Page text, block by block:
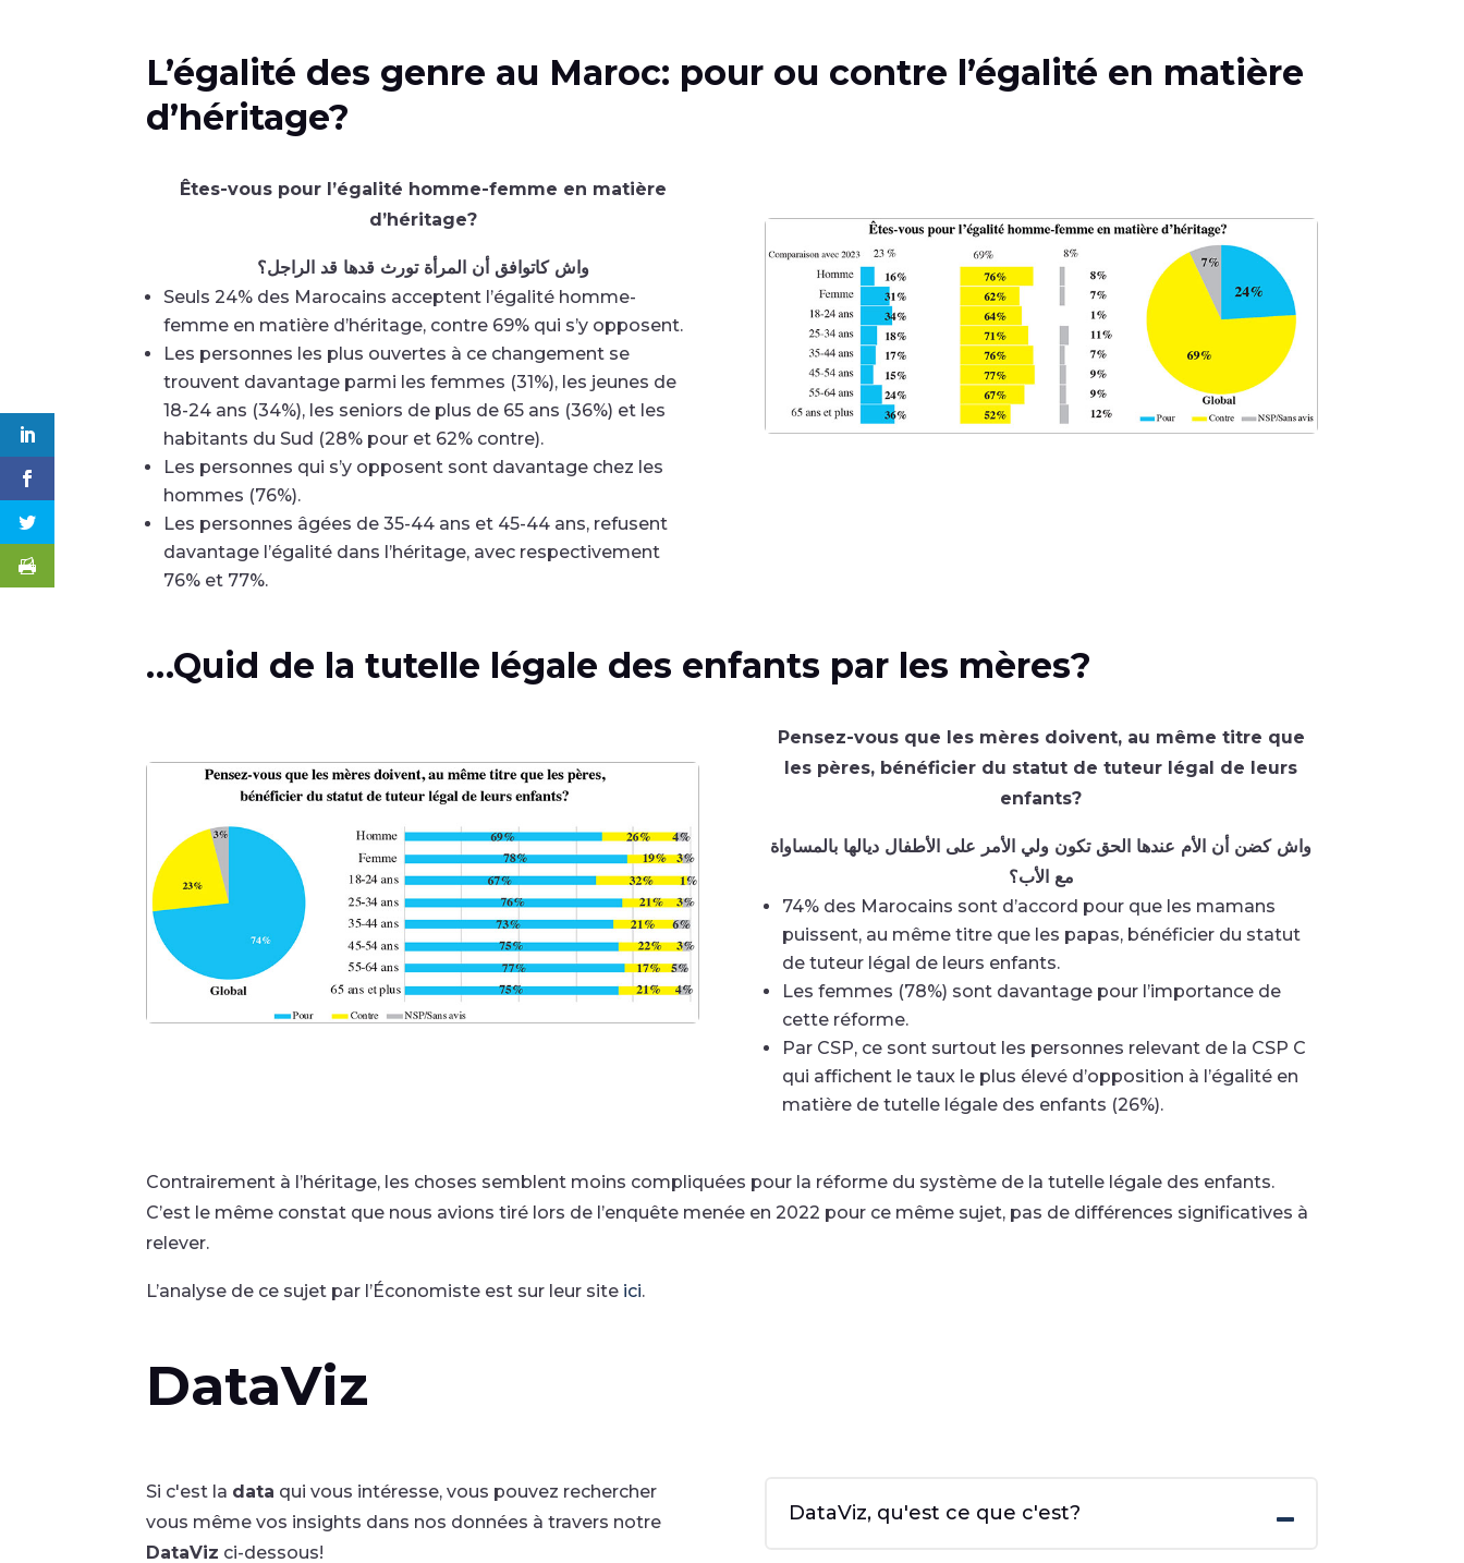
L’égalité des genre au Maroc: pour ou contre l’égalité en matière
d’héritage?
Êtes-vous pour l’égalité homme-femme en matière
d’héritage?
واش كاتوافق أن المرأة تورث قدها قد الراجل؟
Seuls 24% des Marocains acceptent l’égalité homme-
femme en matière d’héritage, contre 69% qui s’y opposent.
Les personnes les plus ouvertes à ce changement se
trouvent davantage parmi les femmes (31%), les jeunes de
18-24 ans (34%), les seniors de plus de 65 ans (36%) et les
habitants du Sud (28% pour et 62% contre).
Les personnes qui s’y opposent sont davantage chez les
hommes (76%).
Les personnes âgées de 35-44 ans et 45-44 ans, refusent
davantage l’égalité dans l’héritage, avec respectivement
76% et 77%.
…Quid de la tutelle légale des enfants par les mères?
Pensez-vous que les mères doivent, au même titre que
les pères, bénéficier du statut de tuteur légal de leurs
enfants?
واش كضن أن الأم عندها الحق تكون ولي الأمر على الأطفال ديالها بالمساواة
مع الأب؟
74% des Marocains sont d’accord pour que les mamans
puissent, au même titre que les papas, bénéficier du statut
de tuteur légal de leurs enfants.
Les femmes (78%) sont davantage pour l’importance de
cette réforme.
Par CSP, ce sont surtout les personnes relevant de la CSP C
qui affichent le taux le plus élevé d’opposition à l’égalité en
matière de tutelle légale des enfants (26%).
Contrairement à l’héritage, les choses semblent moins compliquées pour la réforme du système de la tutelle légale des enfants.
C’est le même constat que nous avions tiré lors de l’enquête menée en 2022 pour ce même sujet, pas de différences significatives à
relever.
L’analyse de ce sujet par l’Économiste est sur leur site ici.
DataViz
Si c'est la data qui vous intéresse, vous pouvez rechercher
vous même vos insights dans nos données à travers notre
DataViz ci-dessous!
DataViz, qu'est ce que c'est?